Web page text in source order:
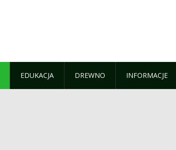
EDUKACJA DREWNO INFORMACJE